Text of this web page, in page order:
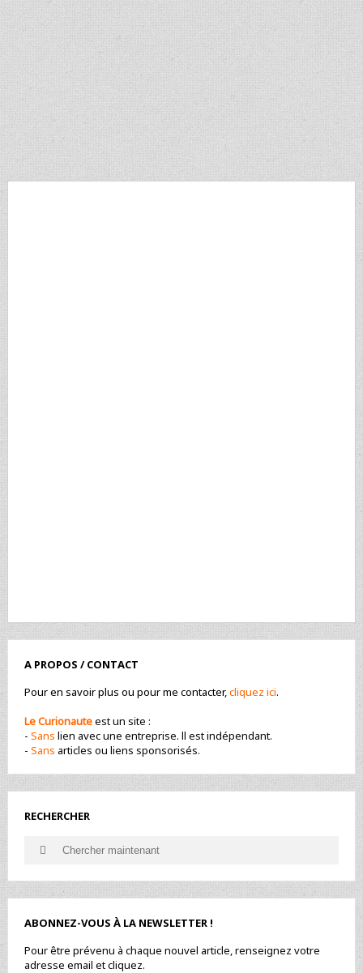
A PROPOS / CONTACT
Pour en savoir plus ou pour me contacter, cliquez ici.
Le Curionauteest un site :
- Sans lien avec une entreprise. ll est indépendant.
- Sans articles ou liens sponsorisés.
RECHERCHER
Search
ABONNEZ-VOUS À LA NEWSLETTER !
Pour être prévenu à chaque nouvel article, renseignez votre
adresse email et cliquez.